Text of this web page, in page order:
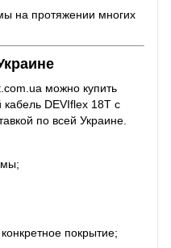
на протяжении многих
можно купить
DEVIflex 18T с
по всей Украине.
покрытие;